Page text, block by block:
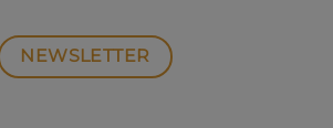
NEWSLETTER